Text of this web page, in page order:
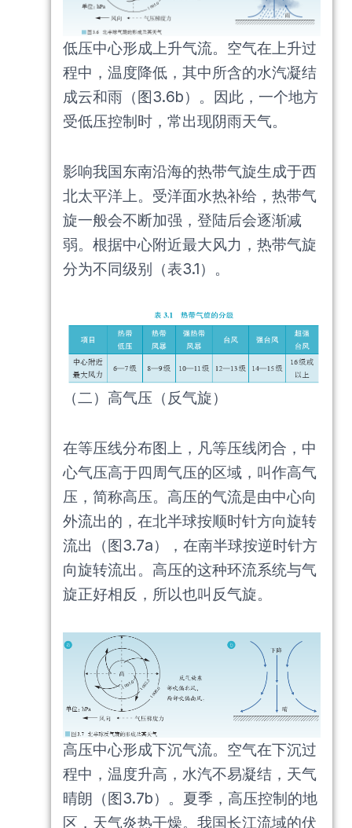
低压中心形成上升气流。空气在上升过
程中，温度降低，其中所含的水汽凝结
成云和雨（图3.6b）。因此，一个地方
受低压控制时，常出现阴雨天气。
影响我国东南沿海的热带气旋生成于西
北太平洋上。受洋面水热补给，热带气
旋一般会不断加强，登陆后会逐渐减
弱。根据中心附近最大风力，热带气旋
分为不同级别（表3.1）。
（二）高气压（反气旋）
在等压线分布图上，凡等压线闭合，中
心气压高于四周气压的区域，叫作高气
压，简称高压。高压的气流是由中心向
外流出的，在北半球按顺时针方向旋转
流出（图3.7a），在南半球按逆时针方
向旋转流出。高压的这种环流系统与气
旋正好相反，所以也叫反气旋。
高压中心形成下沉气流。空气在下沉过
程中，温度升高，水汽不易凝结，天气
晴朗（图3.7b）。夏季，高压控制的地
区，天气炎热干燥。我国长江流域的伏